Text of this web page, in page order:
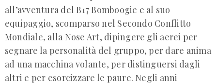
all’avventura del B17 Bomboogie e al suo
equipaggio, scomparso nel Secondo Conflitto
Mondiale, alla Nose Art, dipingere gli aerei per
segnare la personalità del gruppo, per dare anima
ad una macchina volante, per distinguersi dagli
altri e per esorcizzare le paure. Negli anni